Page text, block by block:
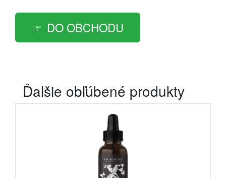
DO OBCHODU
Ďalšie obľúbené produkty